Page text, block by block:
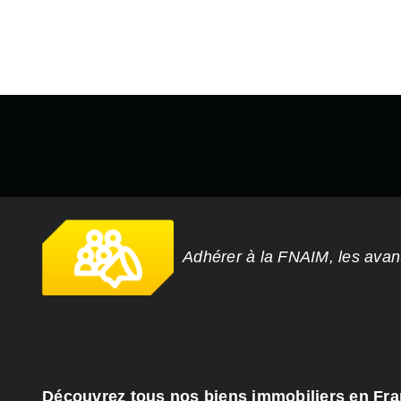
Adhérer à la FNAIM, les
Découvrez tous nos biens immobiliers en